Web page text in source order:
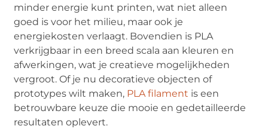
minder energie kunt printen, wat niet alleen
goed is voor het milieu, maar ook je
energiekosten verlaagt. Bovendien is PLA
verkrijgbaar in een breed scala aan kleuren en
afwerkingen, wat je creatieve mogelijkheden
vergroot. Of je nu decoratieve objecten of
prototypes wilt maken, PLA filament is een
betrouwbare keuze die mooie en gedetailleerde
resultaten oplevert.